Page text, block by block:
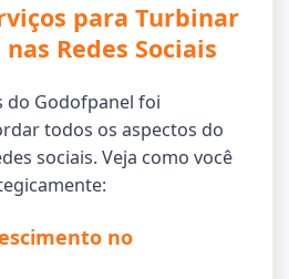
para Turbinar
Redes Sociais
do Godofpanel foi
todos os aspectos do
sociais. Veja como você
no